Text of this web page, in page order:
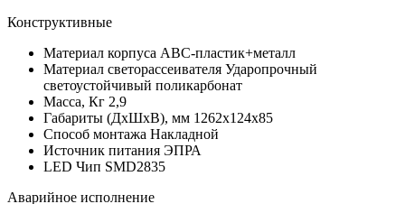
Конструктивные
Материал корпуса АВС-пластик+металл
Материал светорассеивателя Ударопрочный
светоустойчивый поликарбонат
Масса, Кг 2,9
Габариты (ДхШхВ), мм 1262х124х85
Способ монтажа Накладной
Источник питания ЭПРА
LED Чип SMD2835
Аварийное исполнение